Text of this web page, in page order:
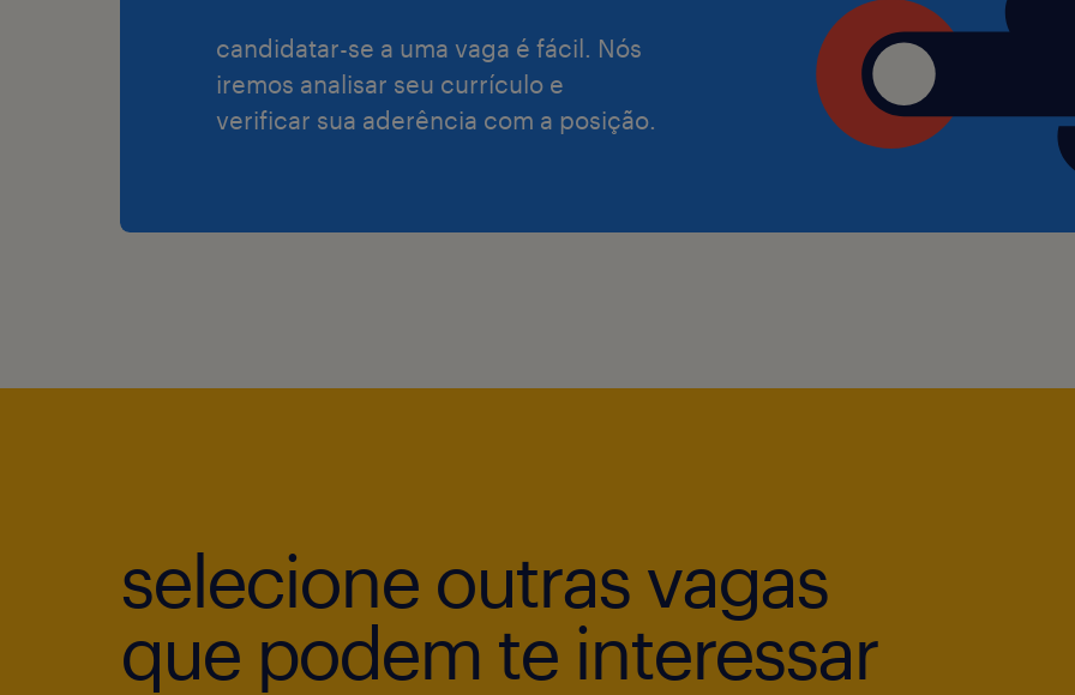
com foco em: Pontualidade de
Garantir que os fornecedores
Laval, incluindo: Meta de
Manter contato frequente com os
lacunas de capacidade, qualidade,
Atuar de forma preventiva e
qualidade ou conformidade,
fornecimento.
Apoiar análises de desempenho,
candidatar-se a uma vaga é fácil. Nós
iremos analisar seu currículo e
verificar sua aderência com a posição.
selecione outras vagas
que podem te interessar